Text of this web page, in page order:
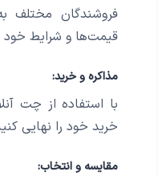
فروشندگان مختلف
قیمت‌ها و شرایط خود
مذاکره و خرید:
با استفاده از چت
خرید خود را نهایی
مقایسه و انتخاب: